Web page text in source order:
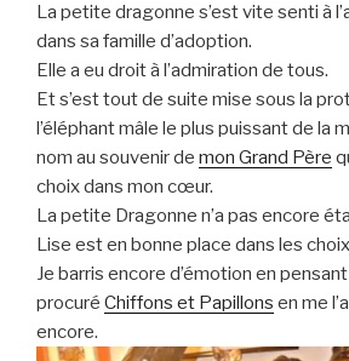
La petite dragonne s’est vite senti à
dans sa famille d’adoption.
Elle a eu droit à l’admiration de tous.
Et s’est tout de suite mise sous la
l’éléphant mâle le plus puissant de la
nom au souvenir de mon Grand Père
choix dans mon cœur.
La petite Dragonne n’a pas encore
Lise est en bonne place dans les
Je barris encore d’émotion en pensant
procuré Chiffons et Papillons en me
encore.